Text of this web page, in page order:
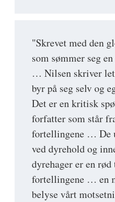
"Skrevet med den
som sømmer seg
… Nilsen skriver
byr på seg selv og
Det er en kritisk
forfatter som står
fortellingene … De
ved dyrehold og
dyrehager er en
fortellingene … en
belyse vårt